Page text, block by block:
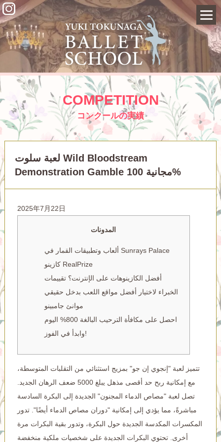
COMPETITION
コンクールの実績
لعبة سلوت Wild Bloodstream
Demonstration Gamble مجانية 100%
2025年7月22日
المدونات
ألعاب وتطبيقات القمار في Sunrays Palace
كازينو RealPrize
أفضل الكازينوهات على الإنترنت؟ تقييمات
الخبراء لاختيار أفضل مواقع اللعب بدخل حقيقي
موانئ جامبينو
احصل على مكافأة الترحيب البالغة 800% اليوم
وابدأ في الفوز!
تتميز لعبة "إنجوي إن جو" بمزيج استثنائي من التقلبات المتوسطة،
مع إمكانية ربح حد أقصى مذهل يبلغ 5000 ضعف الرهان الجديد.
تصل لعبة "مصاص الدماء المجنون" الجديدة إلى البكرة السادسة
مباشرةً، مما يؤدي إلى إمكانية "دوران مصاص الدماء أيضًا". تدور
المكسرات المكدسة الجديدة حول البكرة، وتدور بقية البكرات مرة
أخرى. تحتوي البكرات الجديدة على شخصيات ملكية منخفضة